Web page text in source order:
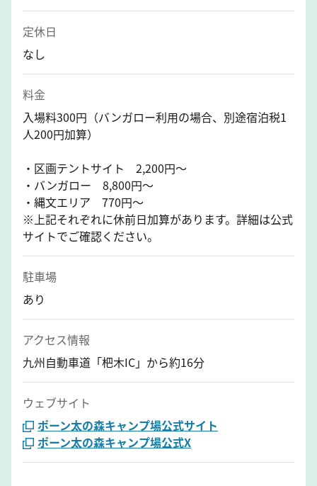
定休日
なし
料金
入場料300円（バンガロー利用の場合、別途宿泊税1
人200円加算）
・区画テントサイト 2,200円～
・バンガロー 8,800円～
・縄文エリア 770円～
※上記それぞれに休前日加算があります。詳細は公式
サイトでご確認ください。
駐車場
あり
アクセス情報
九州自動車道「杷木IC」から約16分
ウェブサイト
ポーン太の森キャンプ場公式サイト
ポーン太の森キャンプ場公式X